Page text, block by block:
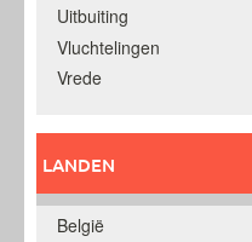
Uitbuiting
Vluchtelingen
Vrede
LANDEN
België